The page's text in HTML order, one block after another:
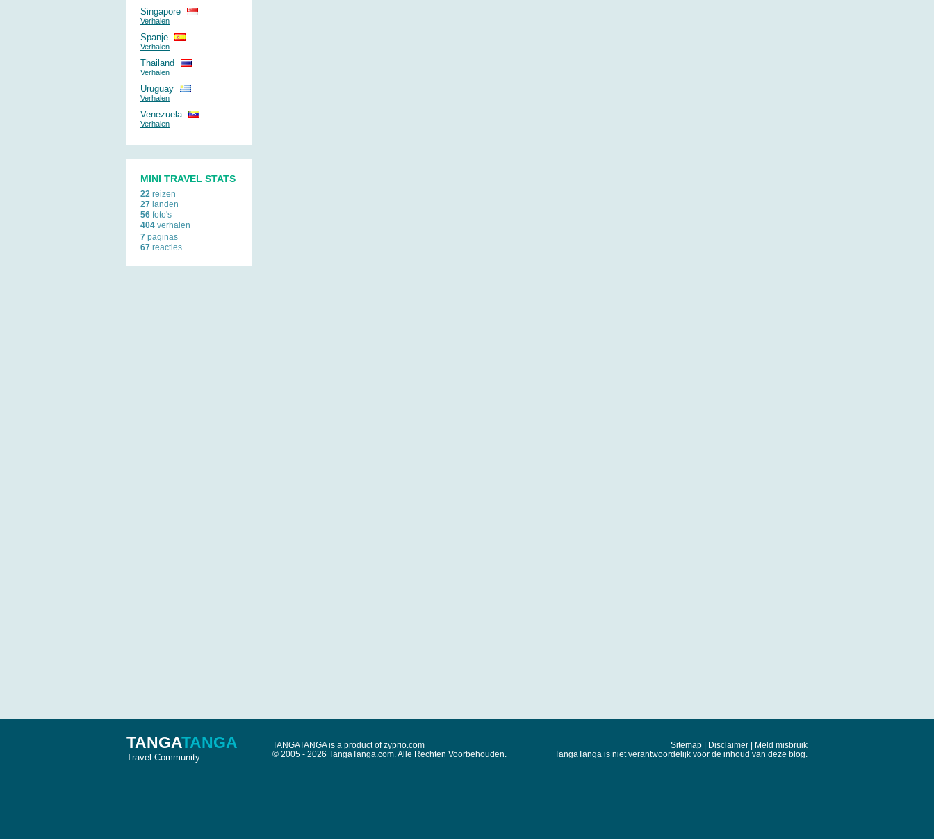
Singapore
Verhalen
Spanje
Verhalen
Thailand
Verhalen
Uruguay
Verhalen
Venezuela
Verhalen
MINI TRAVEL STATS
22 reizen
27 landen
56 foto's
404 verhalen
7 paginas
67 reacties
TANGATANGA
Travel Community
TANGATANGA is a product ofzyprio.com
© 2005 - 2026 TangaTanga.com . Alle Rechten Voorbehouden.
Sitemap | Disclaimer | Meld misbruik
TangaTanga is niet verantwoordelijk voor de inhoud van deze blog.